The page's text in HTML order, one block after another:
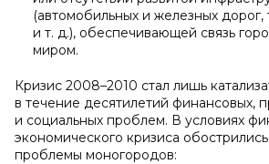
(автомобильных и железных
и т. д.), обеспечивающей связь
миром.
Кризис 2008–2010 стал лишь
в течение десятилетий финансовых,
и социальных проблем. В условиях
экономического кризиса
проблемы моногородов: